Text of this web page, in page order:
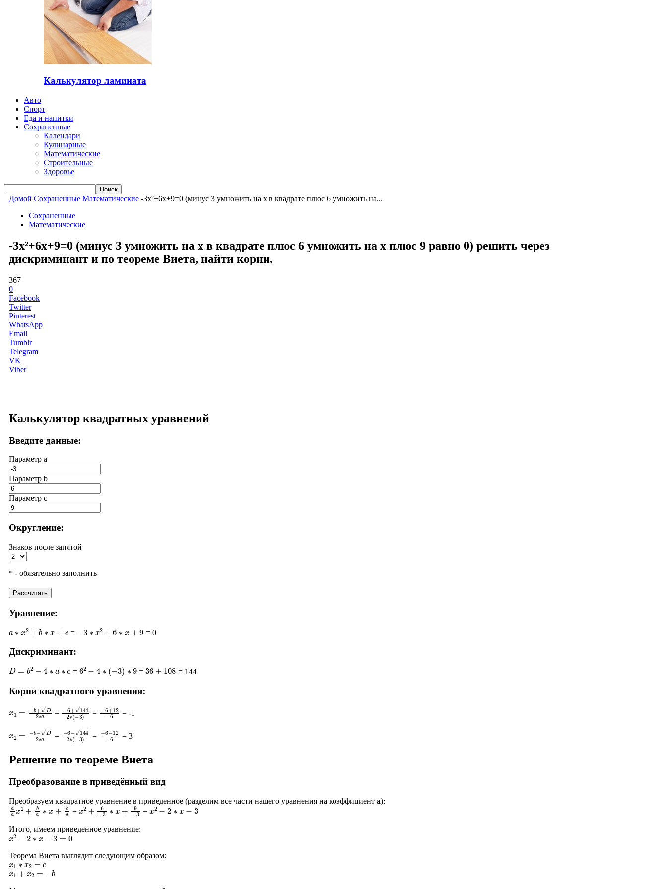
Калькулятор ламината
Авто
Спорт
Еда и напитки
Сохраненные
Календари
Кулинарные
Математические
Строительные
Здоровье
Домой Сохраненные Математические -3x²+6x+9=0 (минус 3 умножить на x в квадрате плюс 6 умножить на...
Сохраненные
Математические
-3x²+6x+9=0 (минус 3 умножить на x в квадрате плюс 6 умножить на x плюс 9 равно 0) решить через
дискриминант и по теореме Виета, найти корни.
367
0
Facebook
Twitter
Pinterest
WhatsApp
Email
Tumblr
Telegram
VK
Viber
Калькулятор квадратных уравнений
Введите данные:
Параметр a
Параметр b
Параметр с
Округление:
Знаков после запятой
* - обязательно заполнить
Рассчитать
Уравнение:
2 b ∗ = 3∗ 2+ 6 ∗ = 0
Дискриминант:
D= 2− a = 62 ∗ − )∗ = 36 + 108 = 144
Корни квадратного уравнения:
+ D2∗ = 6+ 144 −3 )
= 6+ 12 = -1
b−D2∗ = −6−144 (−3)
= −6−12 6
= 3
Решение по теореме Виета
Преобразование в приведённый вид
Преобразуем квадратное уравнение в приведенное (разделим все части нашего уравнения на коэффициент a):
aax2+ba∗x+ca = x2+6−3∗x+9− 3 =x2−2∗x− 3
Итого, имеем приведенное уравнение:
x2−2∗x−3=0
Теорема Виета выглядит следующим образом:
x1∗x2= c
x1 + x2 =− b